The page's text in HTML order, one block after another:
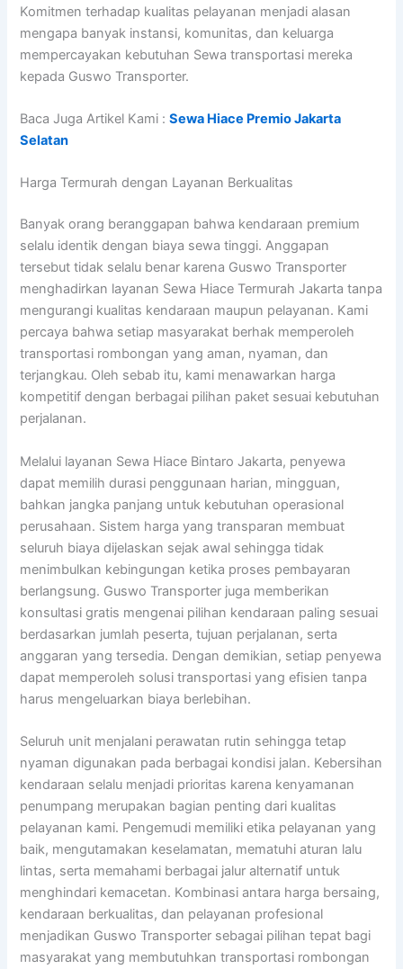
Komitmen terhadap kualitas pelayanan menjadi alasan
mengapa banyak instansi, komunitas, dan keluarga
mempercayakan kebutuhan Sewa transportasi mereka
kepada Guswo Transporter.
Baca Juga Artikel Kami :Sewa Hiace Premio Jakarta
Selatan
Harga Termurah dengan Layanan Berkualitas
Banyak orang beranggapan bahwa kendaraan premium
selalu identik dengan biaya sewa tinggi. Anggapan
tersebut tidak selalu benar karena Guswo Transporter
menghadirkan layanan Sewa Hiace Termurah Jakarta tanpa
mengurangi kualitas kendaraan maupun pelayanan. Kami
percaya bahwa setiap masyarakat berhak memperoleh
transportasi rombongan yang aman, nyaman, dan
terjangkau. Oleh sebab itu, kami menawarkan harga
kompetitif dengan berbagai pilihan paket sesuai kebutuhan
perjalanan.
Melalui layanan Sewa Hiace Bintaro Jakarta, penyewa
dapat memilih durasi penggunaan harian, mingguan,
bahkan jangka panjang untuk kebutuhan operasional
perusahaan. Sistem harga yang transparan membuat
seluruh biaya dijelaskan sejak awal sehingga tidak
menimbulkan kebingungan ketika proses pembayaran
berlangsung. Guswo Transporter juga memberikan
konsultasi gratis mengenai pilihan kendaraan paling sesuai
berdasarkan jumlah peserta, tujuan perjalanan, serta
anggaran yang tersedia. Dengan demikian, setiap penyewa
dapat memperoleh solusi transportasi yang efisien tanpa
harus mengeluarkan biaya berlebihan.
Seluruh unit menjalani perawatan rutin sehingga tetap
nyaman digunakan pada berbagai kondisi jalan. Kebersihan
kendaraan selalu menjadi prioritas karena kenyamanan
penumpang merupakan bagian penting dari kualitas
pelayanan kami. Pengemudi memiliki etika pelayanan yang
baik, mengutamakan keselamatan, mematuhi aturan lalu
lintas, serta memahami berbagai jalur alternatif untuk
menghindari kemacetan. Kombinasi antara harga bersaing,
kendaraan berkualitas, dan pelayanan profesional
menjadikan Guswo Transporter sebagai pilihan tepat bagi
masyarakat yang membutuhkan transportasi rombongan